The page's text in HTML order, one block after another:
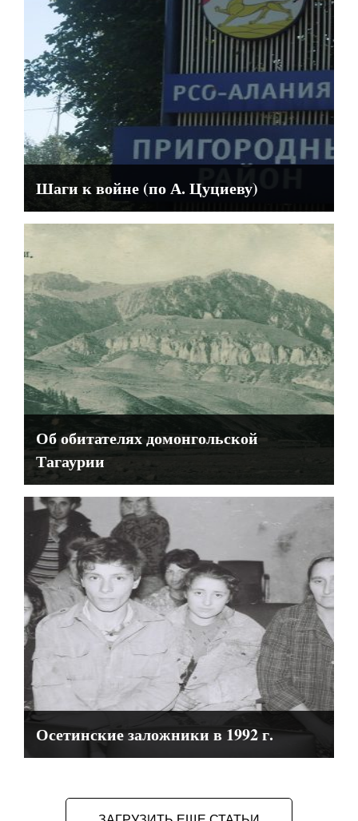
Шаги к войне (по А. Цуциеву)
Об обитателях домонгольской
Тагаурии
Осетинские заложники в 1992 г.